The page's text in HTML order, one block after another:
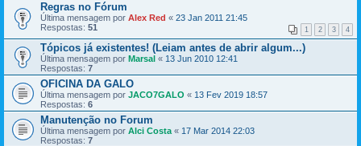
Regras no Fórum
Última mensagem por Alex Red « 23 Jan 2011 21:45
Respostas: 51 1 2 3 4
Tópicos já existentes! (Leiam antes de abrir algum...)
Última mensagem por Marsal « 13 Jun 2010 12:41
Respostas: 7
OFICINA DA GALO
Última mensagem por JACO7GALO « 13 Fev 2019 18:57
Respostas: 6
Manutenção no Forum
Última mensagem por Alci Costa « 17 Mar 2014 22:03
Respostas: 7